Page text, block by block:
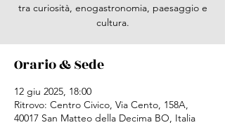
tra curiosità, enogastronomia, paesaggio e
cultura.
Orario & Sede
12 giu 2025, 18:00
Ritrovo: Centro Civico, Via Cento, 158A,
40017 San Matteo della Decima BO, Italia